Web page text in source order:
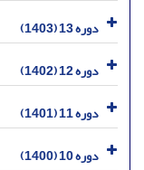
دوره 13 (1403)
دوره 12 (1402)
دوره 11 (1401)
دوره 10 (1400)